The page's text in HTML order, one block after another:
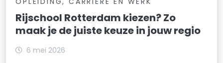
Rijschool Rotterdam kiezen? Zo
maak je de juiste keuze in jouw regio
6 mei 2026